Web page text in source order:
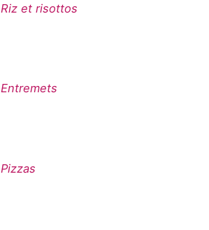
Riz et risottos
Entremets
Pizzas